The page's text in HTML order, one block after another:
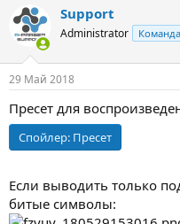
т
о
р
т
е
м
ы
т
а
н
а
л
а
Support
Administrator
29 Май 2018
Пресет для
Спойлер: Пресет
Если выводить только
битые символы: